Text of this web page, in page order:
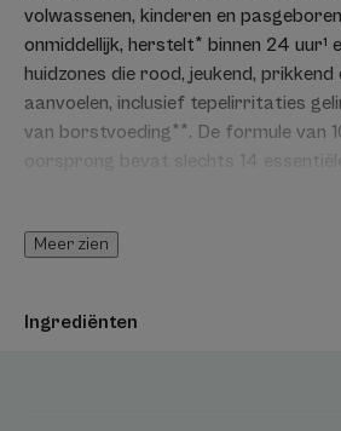
volwassenen, kinderen en
onmiddellijk, herstelt* binnen 24 uur¹
huidzones die rood, jeukend,
aanvoelen, inclusief tepelirritaties
van borstvoeding**. De formule van
oorsprong bevat slechts 14
zinkcomplex, dat het risico op
Het bevat geen parfum.Rhealba®
Meer zien
Ingrediënten